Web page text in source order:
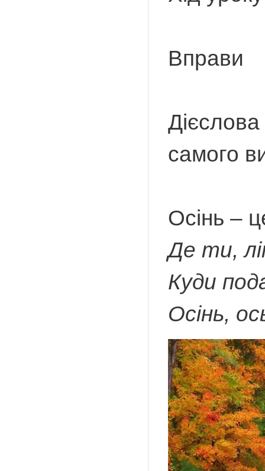
Вправи
самого
Осінь –
Де ти,
Куди
Осінь,